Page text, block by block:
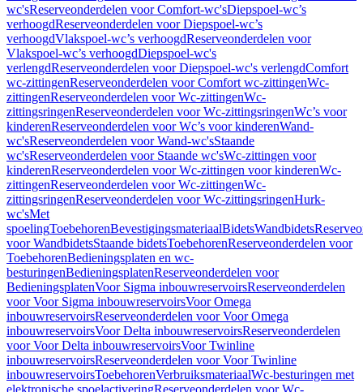
wc'sReserveonderdelen voor Comfort-wc'sDiepspoel-wc’s
verhoogdReserveonderdelen voor Diepspoel-wc’s
verhoogdVlakspoel-wc’s verhoogdReserveonderdelen voor
Vlakspoel-wc’s verhoogdDiepspoel-wc's
verlengdReserveonderdelen voor Diepspoel-wc's verlengdComfort
wc-zittingenReserveonderdelen voor Comfort wc-zittingenWc-
zittingenReserveonderdelen voor Wc-zittingenWc-
zittingsringenReserveonderdelen voor Wc-zittingsringenWc’s voor
kinderenReserveonderdelen voor Wc’s voor kinderenWand-
wc'sReserveonderdelen voor Wand-wc'sStaande
wc'sReserveonderdelen voor Staande wc'sWc-zittingen voor
kinderenReserveonderdelen voor Wc-zittingen voor kinderenWc-
zittingenReserveonderdelen voor Wc-zittingenWc-
zittingsringenReserveonderdelen voor Wc-zittingsringenHurk-
wc'sMet
spoelingToebehorenBevestigingsmateriaalBidetsWandbidets
voor WandbidetsStaande bidetsToebehorenReserveonderdelen voor
ToebehorenBedieningsplaten en wc-
besturingenBedieningsplatenReserveonderdelen voor
BedieningsplatenVoor Sigma inbouwreservoirsReserveonderdelen
voor Voor Sigma inbouwreservoirsVoor Omega
inbouwreservoirsReserveonderdelen voor Voor Omega
inbouwreservoirsVoor Delta inbouwreservoirsReserveonderdelen
voor Voor Delta inbouwreservoirsVoor Twinline
inbouwreservoirsReserveonderdelen voor Voor Twinline
inbouwreservoirsToebehorenVerbruiksmateriaalWc-besturingen met
elektronische spoelactiveringReserveonderdelen voor Wc-